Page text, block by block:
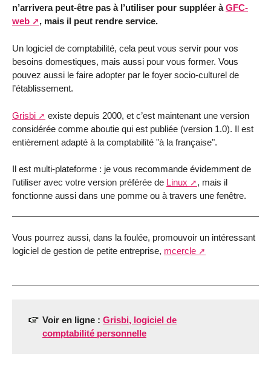
n’arrivera peut-être pas à l’utiliser pour suppléer àGFC-
web
, mais il peut rendre service.
Un logiciel de comptabilité, cela peut vous servir pour vos
besoins domestiques, mais aussi pour vous former. Vous
pouvez aussi le faire adopter par le foyer socio-culturel de
l’établissement.
Grisbi
existe depuis 2000, et c’est maintenant une version
considérée comme aboutie qui est publiée (version 1.0). Il est
entièrement adapté à la comptabilité "à la française".
Il est multi-plateforme : je vous recommande évidemment de
l’utiliser avec votre version préférée de Linux
, mais il
fonctionne aussi dans une pomme ou à travers une fenêtre.
Vous pourrez aussi, dans la foulée, promouvoir un intéressant
logiciel de gestion de petite entreprise, mcercle
Voir en ligne : Grisbi, logiciel de
comptabilité personnelle